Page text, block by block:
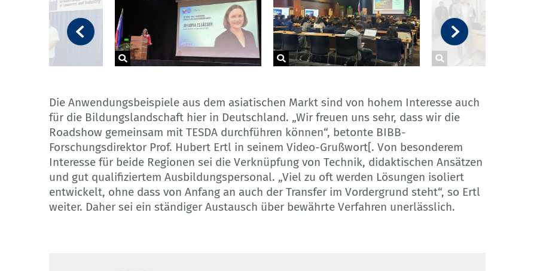
Die Anwendungsbeispiele aus dem asiatischen Markt sind von hohem Interesse auch
für die Bildungslandschaft hier in Deutschland. „Wir freuen uns sehr, dass wir die
Roadshow gemeinsam mit TESDA durchführen können“, betonte BIBB-
Forschungsdirektor Prof. Hubert Ertl in seinem Video-Grußwort[. Von besonderem
Interesse für beide Regionen sei die Verknüpfung von Technik, didaktischen Ansätzen
und gut qualifiziertem Ausbildungspersonal. „Viel zu oft werden Lösungen isoliert
entwickelt, ohne dass von Anfang an auch der Transfer im Vordergrund steht“, so Ertl
weiter. Daher sei ein ständiger Austausch über bewährte Verfahren unerlässlich.